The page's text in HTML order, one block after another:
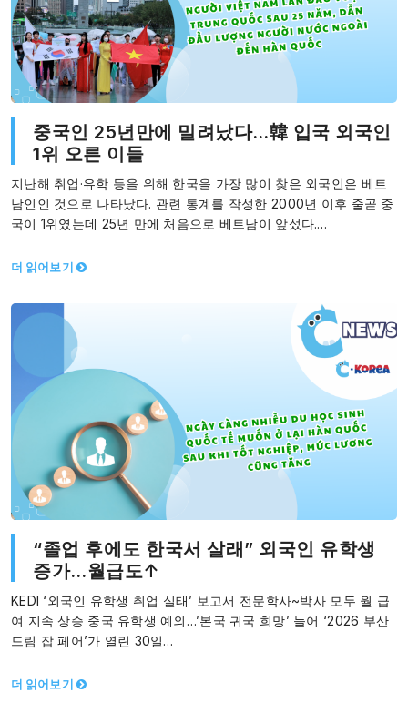
중국인 25년만에 밀려났다…韓 입국 외국인
1위 오른 이들
지난해 취업·유학 등을 위해 한국을 가장 많이 찾은 외국인은 베트
남인인 것으로 나타났다. 관련 통계를 작성한 2000년 이후 줄곧 중
국이 1위였는데 25년 만에 처음으로 베트남이 앞섰다.…
더 읽어보기
“졸업 후에도 한국서 살래” 외국인 유학생
증가…월급도↑
KEDI ‘외국인 유학생 취업 실태’ 보고서 전문학사~박사 모두 월 급
여 지속 상승 중국 유학생 예외…’본국 귀국 희망’ 늘어 ‘2026 부산
드림 잡 페어’가 열린 30일…
더 읽어보기